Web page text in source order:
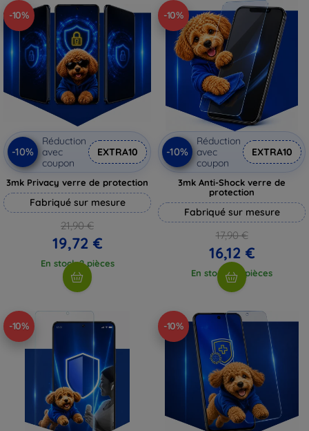
-10%
-10%
Réduction
avec
coupon
EXTRA10
3mk Privacy verre de protection
Fabriqué sur mesure
21,90 €
19,72 €
En stock 2 pièces
-10%
-10%
Réduction
avec
coupon
EXTRA10
3mk Anti-Shock verre de
protection
Fabriqué sur mesure
17,90 €
16,12 €
En stock > 5 pièces
-10% -10%